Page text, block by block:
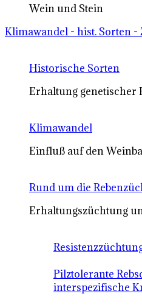
Wein und Stein
Klimawandel - hist. Sorten
Historische Sorten
Erhaltung genetischer
Klimawandel
Einfluß auf den
Rund um die
Erhaltungszüchtung
Pilztolerante
interspezifische